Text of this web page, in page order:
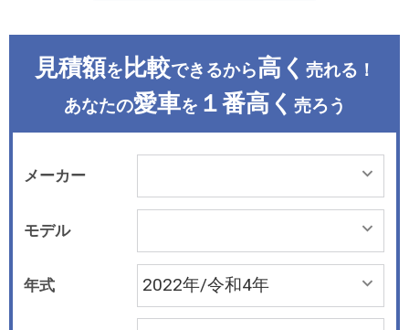
見積額を 比較できるから高く 売れる！
あなたの愛車を １番高く 売ろう
メーカー
モデル
年式